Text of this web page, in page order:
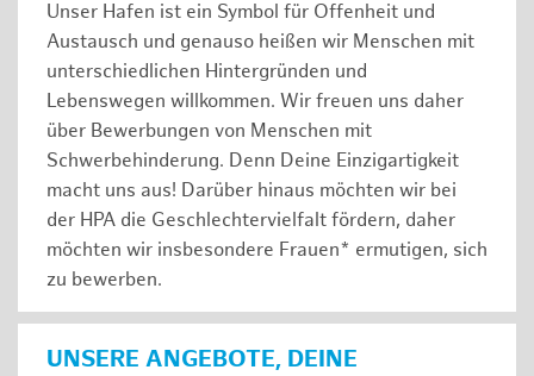
Unser Hafen ist ein Symbol für Offenheit und
Austausch und genauso heißen wir Menschen mit
unterschiedlichen Hintergründen und
Lebenswegen willkommen. Wir freuen uns daher
über Bewerbungen von Menschen mit
Schwerbehinderung. Denn Deine Einzigartigkeit
macht uns aus! Darüber hinaus möchten wir bei
der HPA die Geschlechtervielfalt fördern, daher
möchten wir insbesondere Frauen* ermutigen, sich
zu bewerben.
UNSERE ANGEBOTE, DEINE